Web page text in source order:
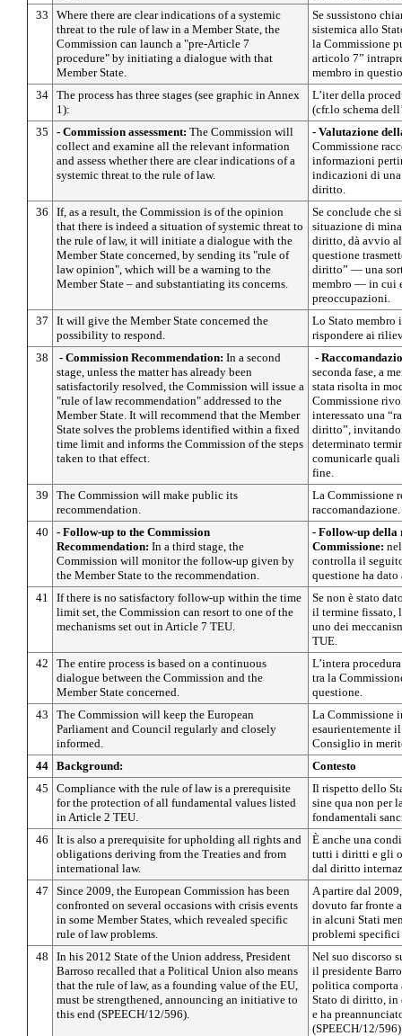
33
Where there are clear indications of a systemic
threat to the rule of law in a Member State, the
Commission can launch a "pre-Article 7
procedure" by initiating a dialogue with that
Member State.
Se sussistono
sistemica allo
la Commissione
articolo 7”
membro in
34 The process has three stages (see graphic in Annex
1):
L’iter della
(cfr.lo schema
35
- Commission assessment: The Commission will
collect and examine all the relevant information
and assess whether there are clear indications of a
systemic threat to the rule of law.
- Valutazione
Commissione
informazioni
indicazioni di
diritto.
36
If, as a result, the Commission is of the opinion
that there is indeed a situation of systemic threat to
the rule of law, it will initiate a dialogue with the
Member State concerned, by sending its "rule of
law opinion", which will be a warning to the
Member State – and substantiating its concerns.
Se conclude che
situazione di
diritto, dà avvio
questione
diritto” — una
membro — in cui
preoccupazioni.
37
It will give the Member State concerned the
possibility to respond.
Lo Stato membro
rispondere ai
38
- Commission Recommendation: In a second
stage, unless the matter has already been
satisfactorily resolved, the Commission will issue a
"rule of law recommendation" addressed to the
Member State. It will recommend that the Member
State solves the problems identified within a fixed
time limit and informs the Commission of the steps
taken to that effect.
-
seconda fase, a
stata risolta in
Commissione
interessato una
diritto”,
determinato
comunicarle
fine.
39
The Commission will make public its
recommendation.
La Commissione
raccomandazione.
40
- Follow-up to the Commission
Recommendation: In a third stage, the
Commission will monitor the follow-up given by
the Member State to the recommendation.
- Follow-up della
Commissione:
controlla il
questione ha
41
If there is no satisfactory follow-up within the time
limit set, the Commission can resort to one of the
mechanisms set out in Article 7 TEU.
Se non è stato
il termine fissato,
uno dei
TUE.
42
The entire process is based on a continuous
dialogue between the Commission and the
Member State concerned.
L’intera
tra la
questione.
43
The Commission will keep the European
Parliament and Council regularly and closely
informed.
La Commissione
esaurientemente
Consiglio in
44 Background:
Contesto
45
Compliance with the rule of law is a prerequisite
for the protection of all fundamental values listed
in Article 2 TEU.
Il rispetto dello
sine qua non per
fondamentali
46
It is also a prerequisite for upholding all rights and
obligations deriving from the Treaties and from
international law.
È anche una
tutti i diritti e gli
dal diritto
47
Since 2009, the European Commission has been
confronted on several occasions with crisis events
in some Member States, which revealed specific
rule of law problems.
A partire dal
dovuto far fronte
in alcuni Stati
problemi
48
In his 2012 State of the Union address, President
Barroso recalled that a Political Union also means
that the rule of law, as a founding value of the EU,
must be strengthened, announcing an initiative to
this end (SPEECH/12/596).
Nel suo discorso
il presidente
politica comporta
Stato di diritto, in
e ha
(SPEECH/12/